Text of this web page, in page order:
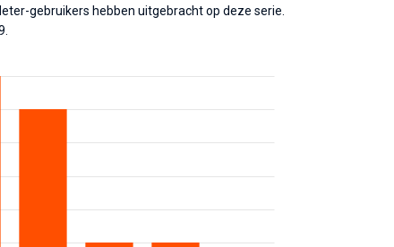
gebruikers hebben uitgebracht op deze serie.